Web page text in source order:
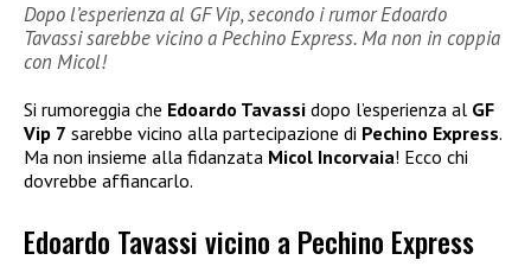
Dopo l’esperienza al GF Vip, secondo i rumor Edoardo
Tavassi sarebbe vicino a Pechino Express. Ma non in coppia
con Micol!
Si rumoreggia che Edoardo Tavassi dopo l’esperienza al GF
Vip 7 sarebbe vicino alla partecipazione di Pechino Express.
Ma non insieme alla fidanzata Micol Incorvaia! Ecco chi
dovrebbe affiancarlo.
Edoardo Tavassi vicino a Pechino Express